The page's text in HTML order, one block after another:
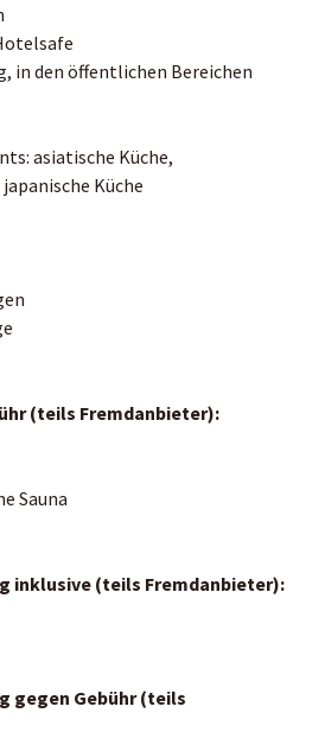
in den öffentlichen Bereichen
asiatische Küche,
Küche
(teils Fremdanbieter):
Sauna
inklusive (teils Fremdanbieter):
gegen Gebühr (teils